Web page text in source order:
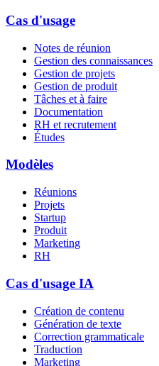
Cas d'usage
Notes de réunion
Gestion des connaissances
Gestion de projets
Gestion de produit
Tâches et à faire
Documentation
RH et recrutement
Études
Modèles
Réunions
Projets
Startup
Produit
Marketing
RH
Cas d'usage IA
Création de contenu
Génération de texte
Correction grammaticale
Traduction
Marketing